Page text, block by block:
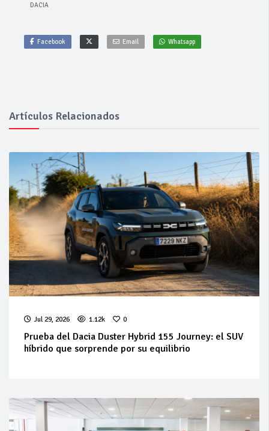
DACIA
Facebook Email Whatsapp
Artículos Relacionados
Jul 29, 2026 1.12k 0
Prueba del Dacia Duster Hybrid 155 Journey: el SUV
híbrido que sorprende por su equilibrio